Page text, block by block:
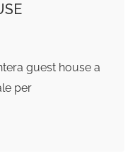
guest house a
per